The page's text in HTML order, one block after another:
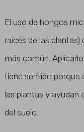
El uso de hongos
raíces de las
más común.
tiene sentido porque
las plantas y ayudan
del suelo.